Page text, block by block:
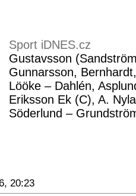
Sport iDNES.cz
Gustavsson
Gunnarsson,
Lööke – Dahlén,
Eriksson Ek (C), A.
Söderlund –
20:23